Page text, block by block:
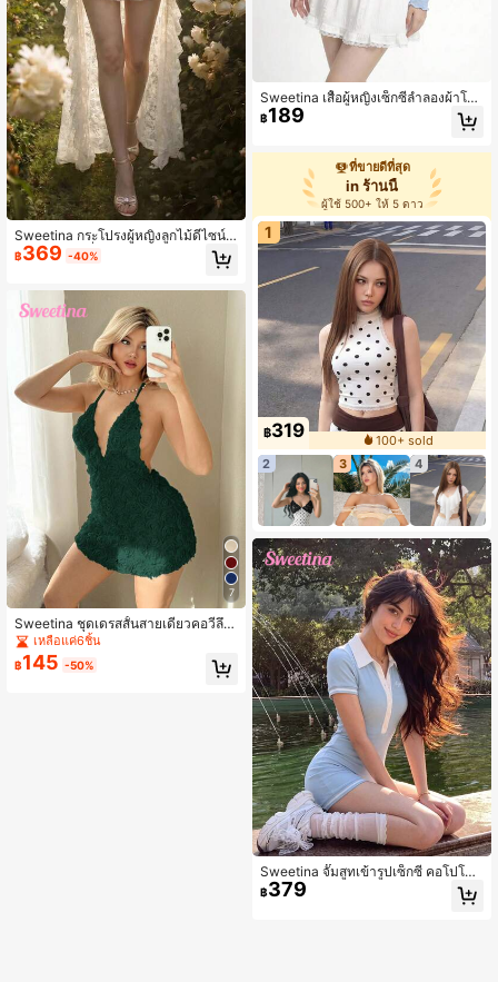
Sweetina กระโปรงผู้หญิงลูกไม้ดีไซน์จั
บจีบหาง แฟชั่นอเนกประสงค์ สำหรับเด
ทและออกไปข้างนอก
฿369 -40%
7
Sweetina ชุดเดรสสั้นสายเดี่ยวคอวีลึก
ปักลายดอกไม้
เหลือแค่6ชิ้น
฿145 -50%
Sweetina เสื้อผู้หญิงเซ็กซี่ลำลองผ้าโปร่
งแต่งขอบลูกไม้ขนเทียม
฿189
ที่ขายดีที่สุด
in ร้านนี้
ผู้ใช้ 500+ ให้ 5 ดาว
1
฿319
100+ sold
2
3 4
Sweetina จั๊มสูทเข้ารูปเซ็กซี่ คอโปโล
แต่งขอบสีตัดกัน สไตล์ลำลอง
฿379